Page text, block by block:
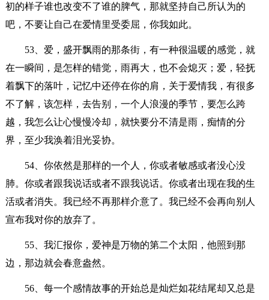
初的样子谁也改变不了谁的脾气，那就坚持自己所认为的
吧，不要让自己在爱情里受委屈，你我如此。
53、爱，盛开飘雨的那条街，有一种很温暖的感觉，就
在一瞬间，是怎样的错觉，雨再大，也不会熄灭；爱，轻抚
着飘下的落叶，记忆中还停在你的肩，关于爱情我，有很多
不了解，该怎样，去告别，一个人浪漫的季节，要怎么跨
越，我怎么让心慢慢冷却，就快要分不清是雨，痴情的分
界，至少我涣着泪光妥协。
54、你依然是那样的一个人，你或者敏感或者没心没
肺。你或者跟我说话或者不跟我说话。你或者出现在我的生
活或者消失。我已经不再那样介意了。我已经不会再向别人
宣布我对你的放弃了。
55、我汇报你，爱神是万物的第二个太阳，他照到那
边，那边就会春意盎然。
56、每一个感情故事的开始总是灿烂如花结尾却又总是